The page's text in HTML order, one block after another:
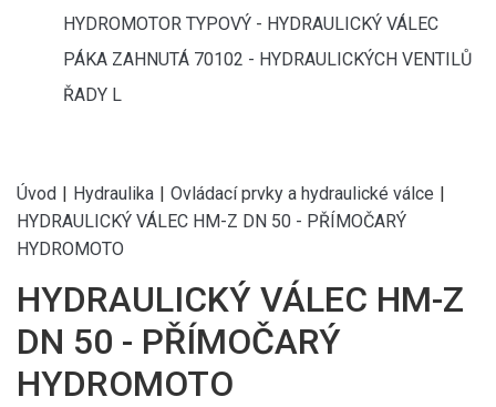
HYDROMOTOR TYPOVÝ - HYDRAULICKÝ VÁLEC
PÁKA ZAHNUTÁ 70102 - HYDRAULICKÝCH VENTILŮ
ŘADY L
Úvod | Hydraulika | Ovládací prvky a hydraulické válce |
HYDRAULICKÝ VÁLEC HM-Z DN 50 - PŘÍMOČARÝ
HYDROMOTO
HYDRAULICKÝ VÁLEC HM-Z
DN 50 - PŘÍMOČARÝ
HYDROMOTO